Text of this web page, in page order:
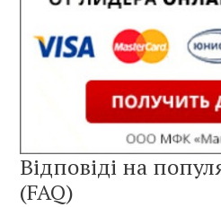
Відповіді на
(FAQ)